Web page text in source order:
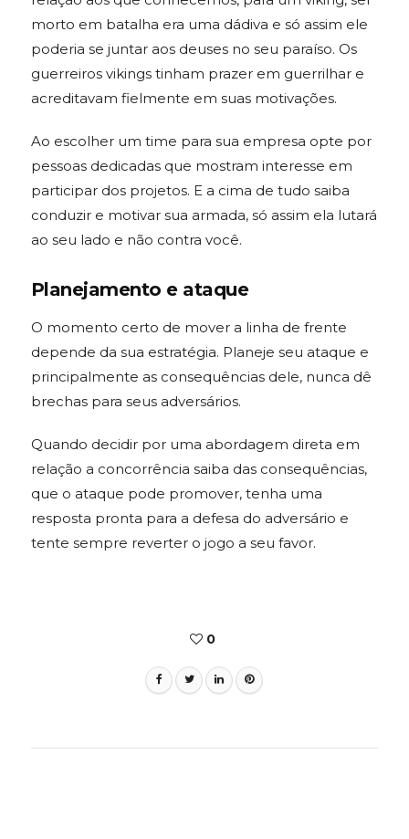
morto em batalha era uma dádiva e só assim ele
poderia se juntar aos deuses no seu paraíso. Os
guerreiros vikings tinham prazer em guerrilhar e
acreditavam fielmente em suas motivações.
Ao escolher um time para sua empresa opte por
pessoas dedicadas que mostram interesse em
participar dos projetos. E a cima de tudo saiba
conduzir e motivar sua armada, só assim ela lutará
ao seu lado e não contra você.
Planejamento e ataque
O momento certo de mover a linha de frente
depende da sua estratégia. Planeje seu ataque e
principalmente as consequências dele, nunca dê
brechas para seus adversários.
Quando decidir por uma abordagem direta em
relação a concorrência saiba das consequências,
que o ataque pode promover, tenha uma
resposta pronta para a defesa do adversário e
tente sempre reverter o jogo a seu favor.
0